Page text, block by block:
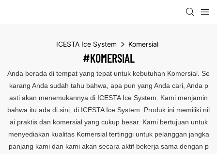
ICESTA Ice System Komersial
#KOMERSIAL
Anda berada di tempat yang tepat untuk kebutuhan Komersial. Se
karang Anda sudah tahu bahwa, apa pun yang Anda cari, Anda p
asti akan menemukannya di ICESTA Ice System. Kami menjamin
bahwa itu ada di sini, di ICESTA Ice System. Produk ini memiliki nil
ai praktis dan komersial yang cukup besar. Kami bertujuan untuk
menyediakan kualitas Komersial tertinggi untuk pelanggan jangka
panjang kami dan kami akan secara aktif bekerja sama dengan p